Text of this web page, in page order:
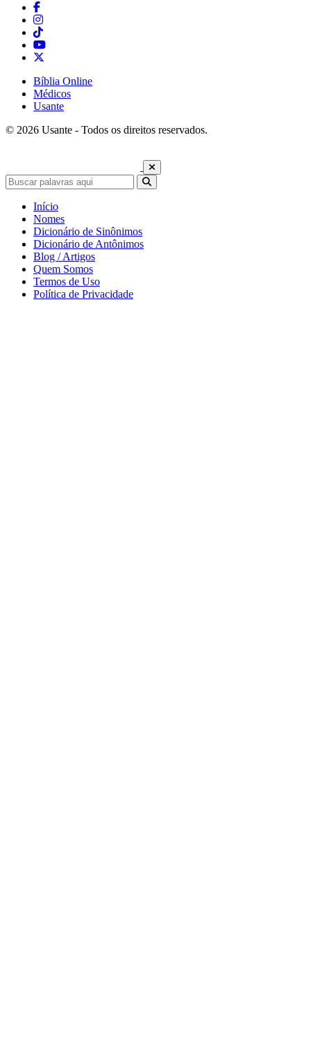
Bíblia Online
Médicos
Usante
© 2026 Usante - Todos os direitos reservados.
Início
Nomes
Dicionário de Sinônimos
Dicionário de Antônimos
Blog / Artigos
Quem Somos
Termos de Uso
Política de Privacidade